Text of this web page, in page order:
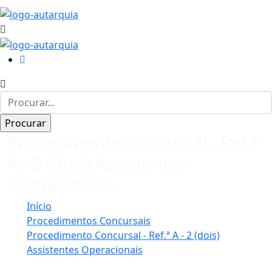
Início
Procedimentos Concursais
Procedimento Concursal - Ref.ª A - 2 (dois)
Assistentes Operacionais